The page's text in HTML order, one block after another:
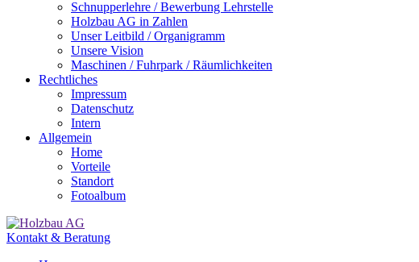
Schnupperlehre / Bewerbung Lehrstelle
Holzbau AG in Zahlen
Unser Leitbild / Organigramm
Unsere Vision
Maschinen / Fuhrpark / Räumlichkeiten
Rechtliches
Impressum
Datenschutz
Intern
Allgemein
Home
Vorteile
Standort
Fotoalbum
Kontakt & Beratung